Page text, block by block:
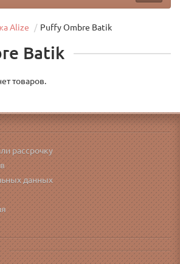
Alize Puffy Ombre Batik
Batik
товаров.
рассрочку
данных